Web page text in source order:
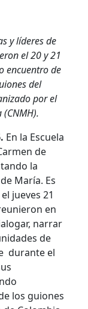
y líderes de
el 20 y 21
encuentro de
del
por el
En la Escuela
de
la
María. Es
jueves 21
en
narrar
de
durante el
los guiones